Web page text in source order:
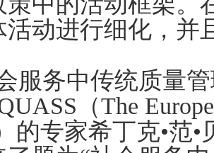
活动进行细化，并
服务中传统质量
（The
的专家希丁克•范•